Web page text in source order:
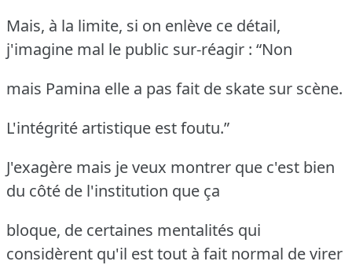
Mais, à la limite, si on enlève ce détail,
j'imagine mal le public sur-réagir : “Non
mais Pamina elle a pas fait de skate sur scène.
L'intégrité artistique est foutu.”
J'exagère mais je veux montrer que c'est bien
du côté de l'institution que ça
bloque, de certaines mentalités qui
considèrent qu'il est tout à fait normal de virer